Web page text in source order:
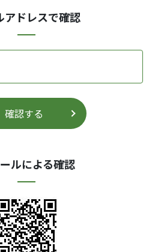
アドレスで確認
確認する
ルによる確認